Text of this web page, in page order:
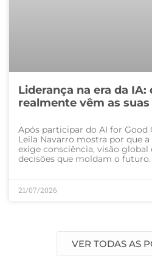
Liderança na era da IA:
realmente vêm as
Após participar do AI for Good
Leila Navarro mostra por que a
exige consciência, visão global
decisões que moldam o futuro.
21/07/2026
VER TODAS AS